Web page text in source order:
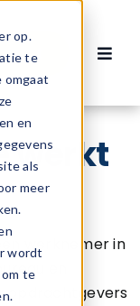
op.
te
omgaat
en
als
meer
wordt
te
werkt
werknemer in
en
opdrachtgevers